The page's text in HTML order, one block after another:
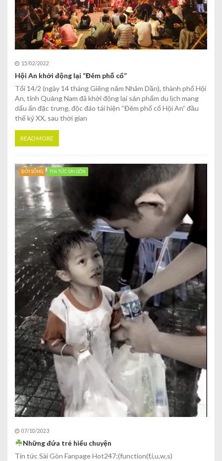
15/02/2022
Hội An khởi động lại “Đêm phố cổ”
Tối 14/2 (ngày 14 tháng Giêng năm Nhâm Dần), thành phố Hội
An, tỉnh Quảng Nam đã khởi động lại sản phẩm du lịch mang
dấu ấn đặc trưng, độc đáo tái hiện “Đêm phố cổ Hội An” đầu
thế kỷ XX, sau thời gian
READ MORE
ĐỜI SỐNG TIN TỨC SÀI GÒN
07/10/2023
Những đứa trẻ hiểu chuyện
Tin tức Sài Gòn Fanpage Hot247;(function(f,i,u,w,s)